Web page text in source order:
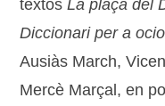
textosLa plaça del
Diccionari per a
Ausiàs March,
Mercè Marçal, en